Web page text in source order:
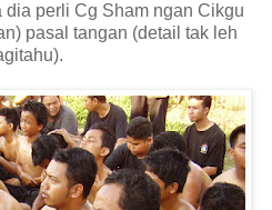
perli Cg Sham ngan Cikgu
pasal tangan (detail tak leh